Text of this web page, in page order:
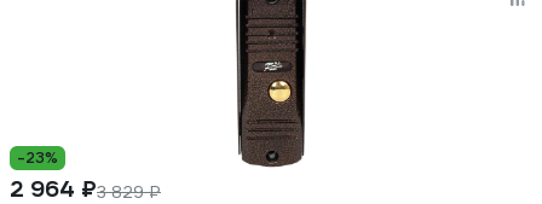
-23%
2 964 ₽3 829 ₽